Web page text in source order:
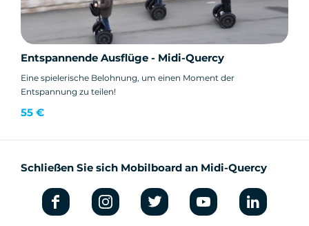
Entspannende Ausflüge - Midi-Quercy
Eine spielerische Belohnung, um einen Moment der
Entspannung zu teilen!
55 €
Schließen Sie sich Mobilboard an Midi-Quercy